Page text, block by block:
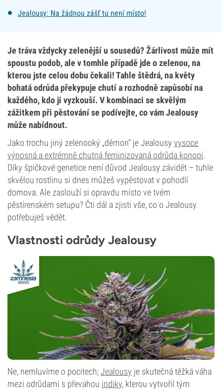
Jealousy: Na žádnou zášť tu není místo!
Je tráva vždycky zelenější u sousedů? Žárlivost může mít
spoustu podob, ale v tomhle případě jde o zelenou, na
kterou jste celou dobu čekali! Tahle štědrá, na květy
bohatá odrůda překypuje chutí a rozhodně zapůsobí na
každého, kdo ji vyzkouší. V kombinaci se skvělým
zážitkem při pěstování se podívejte, co vám Jealousy
může nabídnout.
Jako trochu jiný zelenooký „démon“ je Jealousy vysoce
výnosná a extrémně chutná feminizovaná odrůda konopí.
Díky špičkové genetice není důvod Jealousy závidět – tuhle
skvělou rostlinu si dnes můžeš vypěstovat v pohodlí
domova. Ale zaslouží si opravdu místo ve tvém
pěstírenském setupu? Čti dál a zjisti vše, co o Jealousy
potřebuješ vědět.
Vlastnosti odrůdy Jealousy
Ne, nemluvíme o pocitech;Jealousy je skutečná těžká váha
mezi odrůdami s převahou indiky, kterou vytvořil tým